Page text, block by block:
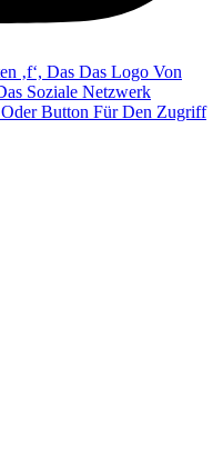
‚f‘, Das Das Logo Von
Soziale Netzwerk
Button Für Den Zugriff